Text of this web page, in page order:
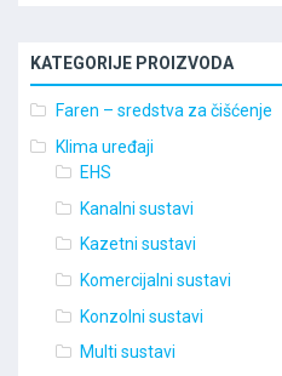
KATEGORIJE PROIZVODA
Faren – sredstva za čišćenje
Klima uređaji
EHS
Kanalni sustavi
Kazetni sustavi
Komercijalni sustavi
Konzolni sustavi
Multi sustavi